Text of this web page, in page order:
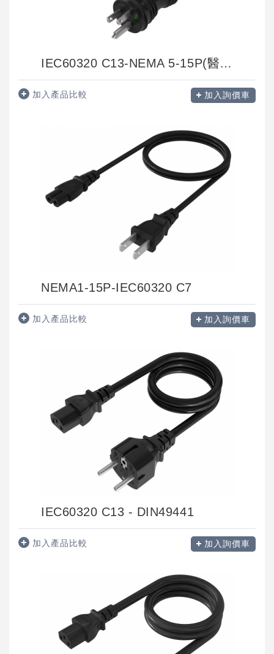
IEC60320 C13-NEMA 5-15P(醫療電源線)
加入產品比較 加入詢價車
NEMA1-15P-IEC60320 C7
加入產品比較 加入詢價車
IEC60320 C13 - DIN49441
加入產品比較 加入詢價車